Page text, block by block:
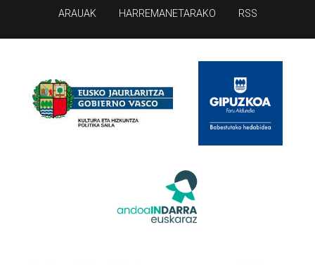
ARAUAK HARREMANETARAKO RSS